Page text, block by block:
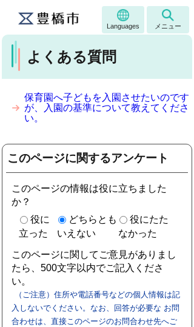
Languages メニュー
よくある質問
保育園へ子どもを入園させたいのです
が、入園の基準について教えてくださ
い。
このページに関するアンケート
このページの情報は役に立ちました
か？
役に
立った
どちらとも
いえない
役にたた
なかった
このページに関してご意見がありまし
たら、500文字以内でご記入くださ
い。
（ご注意）住所や電話番号などの個人情報は記
入しないでください。なお、回答が必要な お問
合わせは、直接このページのお問合わせ先へご